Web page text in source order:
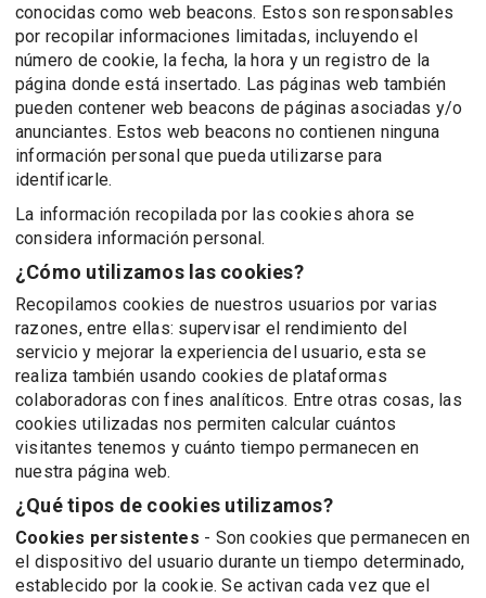
conocidas como web beacons. Estos son responsables
por recopilar informaciones limitadas, incluyendo el
número de cookie, la fecha, la hora y un registro de la
página donde está insertado. Las páginas web también
pueden contener web beacons de páginas asociadas y/o
anunciantes. Estos web beacons no contienen ninguna
información personal que pueda utilizarse para
identificarle.
La información recopilada por las cookies ahora se
considera información personal.
¿Cómo utilizamos las cookies?
Recopilamos cookies de nuestros usuarios por varias
razones, entre ellas: supervisar el rendimiento del
servicio y mejorar la experiencia del usuario, esta se
realiza también usando cookies de plataformas
colaboradoras con fines analíticos. Entre otras cosas, las
cookies utilizadas nos permiten calcular cuántos
visitantes tenemos y cuánto tiempo permanecen en
nuestra página web.
¿Qué tipos de cookies utilizamos?
Cookies persistentes - Son cookies que permanecen en
el dispositivo del usuario durante un tiempo determinado,
establecido por la cookie. Se activan cada vez que el